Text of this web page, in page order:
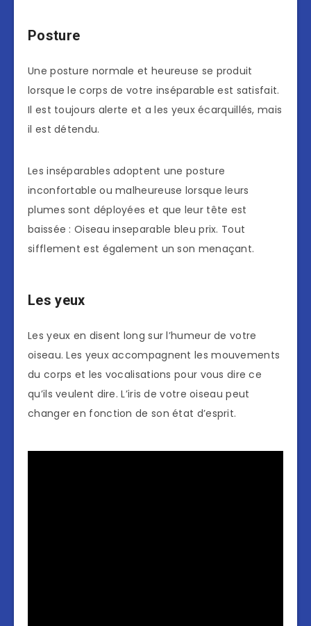
Posture
Une posture normale et heureuse se produit
lorsque le corps de votre inséparable est satisfait.
Il est toujours alerte et a les yeux écarquillés, mais
il est détendu.
Les inséparables adoptent une posture
inconfortable ou malheureuse lorsque leurs
plumes sont déployées et que leur tête est
baissée : Oiseau inseparable bleu prix. Tout
sifflement est également un son menaçant.
Les yeux
Les yeux en disent long sur l’humeur de votre
oiseau. Les yeux accompagnent les mouvements
du corps et les vocalisations pour vous dire ce
qu’ils veulent dire. L’iris de votre oiseau peut
changer en fonction de son état d’esprit.